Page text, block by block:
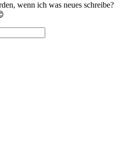
wenn ich was neues schreibe?